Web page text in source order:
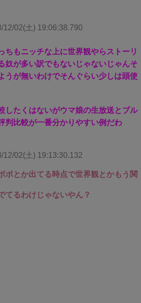
12/02(土) 19:06:38.790
ちもニッチな上に世界観やらストーリ
奴が多い訳でもないじゃないじゃんそ
うが無いわけでそんぐらい少しは頭使
したくはないがウマ娘の生放送とブル
判比較が一番分かりやすい例だわ
12/02(土) 19:13:30.132
ボとか出てる時点で世界観とかもう関
てるわけじゃないやん？